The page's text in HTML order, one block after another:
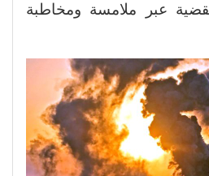
عبر ملامسة ومخاطبة